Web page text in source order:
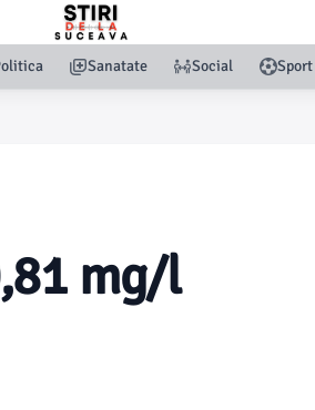
Sanatate Social Sport
mg/l